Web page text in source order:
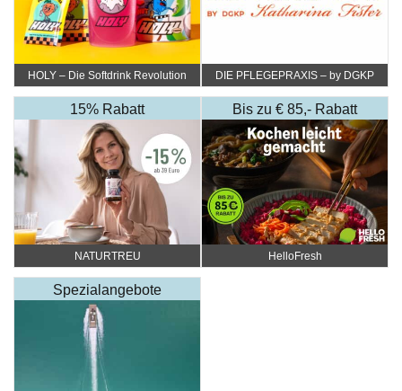
HOLY – Die Softdrink Revolution
DIE PFLEGEPRAXIS – by DGKP
15% Rabatt
NATURTREU
Bis zu € 85,- Rabatt
HelloFresh
Spezialangebote